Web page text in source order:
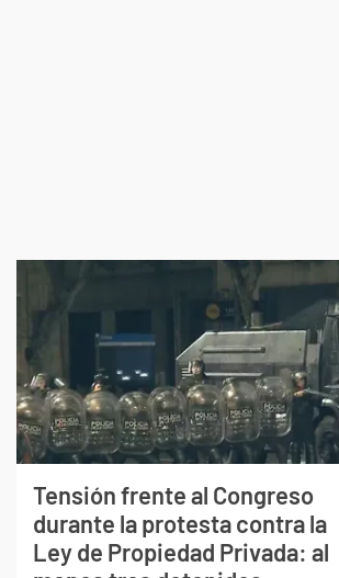
Tensión frente al Congreso
durante la protesta contra la
Ley de Propiedad Privada: al